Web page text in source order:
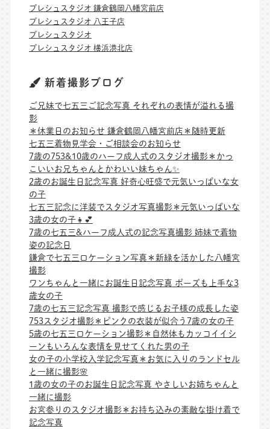
プレシュスタジオ 鎌倉鶴岡八幡宮前店
プレシュスタジオ 八王子店
プレシュスタジオ
プレシュスタジオ 横浜港北店
新着撮影ブログ
ご兄妹で七五三ご記念写真 それぞれの表情が溢れる撮
影
＊休業日のお知らせ 鎌倉鶴岡八幡宮前店＊随時更新
七五三着物見学会・ご相談会のお知らせ
7歳の753&10歳のハーフ成人式のスタジオ撮影＊かっ
こいいお兄ちゃんとかわいい妹ちゃん✨
2歳のお誕生日記念写真 好奇心旺盛で元気いっぱいな女
の子
七五三記念に洋装でスタジオ写真撮影＊元気いっぱいな
3歳の女の子👧💕
7歳の七五三&ハーフ成人式の記念写真撮影 姉妹で着物
姿の記念日
鎌倉で七五三ロケーション写真＊新緑を活かした八幡宮
撮影
ワンちゃんと一緒にお誕生日記念写真 ポーズも上手な3
歳女の子
7歳の七五三記念写真 撮影で感じるお子様の成長した姿
753スタジオ撮影＊ピンクの衣装が似合う7歳の女の子
5歳の七五三ロケーション撮影＊自然体もカッコイイシ
ーンもいろんな表情を見せてくれた男の子
女の子の小学校入学記念写真＊お気に入りのランドセル
と一緒に撮影🌸
1歳の女の子のお誕生日記念写真 やさしいお姉ちゃんと
一緒に撮影
お宮参りのスタジオ撮影＊お持ち込みの素敵な掛け着で
記念写真